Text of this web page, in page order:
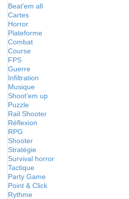
Beat'em all
Cartes
Horror
Plateforme
Combat
Course
FPS
Guerre
Infiltration
Musique
Shoot'em up
Puzzle
Rail Shooter
Réflexion
RPG
Shooter
Stratégie
Survival horror
Tactique
Party Game
Point & Click
Rythme